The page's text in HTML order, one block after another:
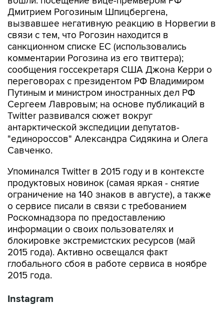
Дмитрием Рогозиным Шпицбергена,
вызвавшее негативную реакцию в Норвегии в
связи с тем, что Рогозин находится в
санкционном списке ЕС (использовались
комментарии Рогозина из его твиттера);
сообщения госсекретаря США Джона Керри о
переговорах с президентом РФ Владимиром
Путиным и министром иностранных дел РФ
Сергеем Лавровым; на основе публикаций в
Twitter развивался сюжет вокруг
антарктической экспедиции депутатов-
"единороссов" Александра Сидякина и Олега
Савченко.
Упоминался Twitter в 2015 году и в контексте
продуктовых новинок (самая яркая - снятие
ограничение на 140 знаков в августе), а также
о сервисе писали в связи с требованием
Роскомнадзора по предоставлению
информации о своих пользователях и
блокировке экстремистских ресурсов (май
2015 года). Активно освещался факт
глобального сбоя в работе сервиса в ноябре
2015 года.
Instagram